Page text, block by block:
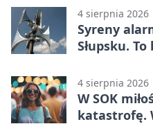
4 sierpnia 2026
Syreny
Słupsku.
4 sierpnia 2026
W SOK
katastrofę.